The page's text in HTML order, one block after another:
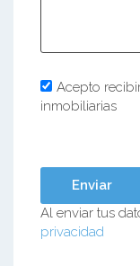
Acepto
inmobiliarias
Al enviar tus
privacidad